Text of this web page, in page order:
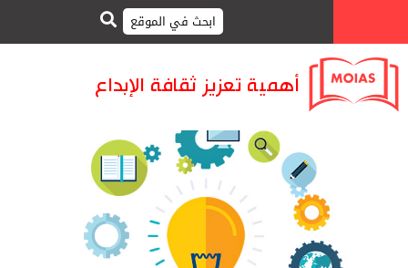
أهمية تعزيز ثقافة الإبداع